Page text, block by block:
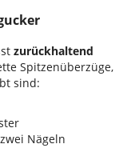
zurückhaltend
Spitzenüberzüge,
sind:
Nägeln